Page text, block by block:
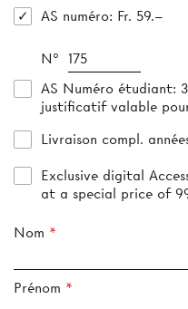
AS numéro: Fr. 59.–
N°
AS Numéro étudiant:
justificatif valable
Livraison compl.
Exclusive digital
at a special price of
Nom
Prénom